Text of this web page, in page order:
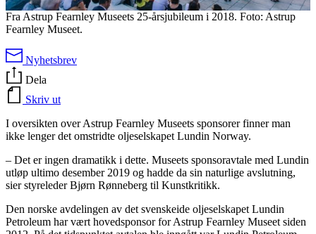
Fra Astrup Fearnley Museets 25-årsjubileum i 2018. Foto: Astrup
Fearnley Museet.
Nyhetsbrev
Dela
Skriv ut
I oversikten over Astrup Fearnley Museets sponsorer finner man
ikke lenger det omstridte oljeselskapet Lundin Norway.
– Det er ingen dramatikk i dette. Museets sponsoravtale med Lundin
utløp ultimo desember 2019 og hadde da sin naturlige avslutning,
sier styreleder Bjørn Rønneberg til Kunstkritikk.
Den norske avdelingen av det svenskeide oljeselskapet Lundin
Petroleum har vært hovedsponsor for Astrup Fearnley Museet siden